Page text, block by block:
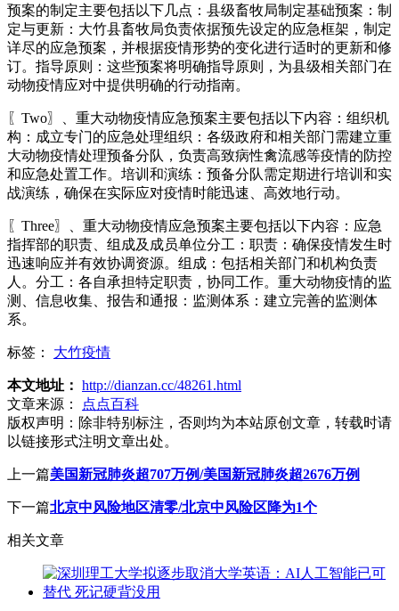
预案的制定主要包括以下几点：县级畜牧局制定基础预案：制
定与更新：大竹县畜牧局负责依据预先设定的应急框架，制定
详尽的应急预案，并根据疫情形势的变化进行适时的更新和修
订。指导原则：这些预案将明确指导原则，为县级相关部门在
动物疫情应对中提供明确的行动指南。
〖Two〗、重大动物疫情应急预案主要包括以下内容：组织机
构：成立专门的应急处理组织：各级政府和相关部门需建立重
大动物疫情处理预备分队，负责高致病性禽流感等疫情的防控
和应急处置工作。培训和演练：预备分队需定期进行培训和实
战演练，确保在实际应对疫情时能迅速、高效地行动。
〖Three〗、重大动物疫情应急预案主要包括以下内容：应急
指挥部的职责、组成及成员单位分工：职责：确保疫情发生时
迅速响应并有效协调资源。组成：包括相关部门和机构负责
人。分工：各自承担特定职责，协同工作。重大动物疫情的监
测、信息收集、报告和通报：监测体系：建立完善的监测体
系。
标签： 大竹疫情
本文地址： http://dianzan.cc/48261.html
文章来源：
点点百科
版权声明： 除非特别标注，否则均为本站原创文章，转载时请
以链接形式注明文章出处。
上一篇美国新冠肺炎超707万例/美国新冠肺炎超2676万例
下一篇北京中风险地区清零/北京中风险区降为1个
相关文章